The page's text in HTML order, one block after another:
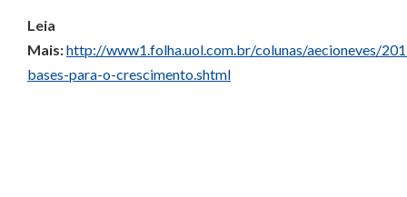
Leia
Mais:http://www1.folha.uol.com.br/colunas/aecioneves/
bases-para-o-crescimento.shtml